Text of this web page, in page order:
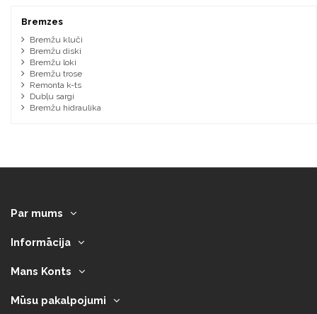
Bremzes
Bremžu kluči
Bremžu diski
Bremžu loki
Bremžu trose
Remonta k-ts
Dubļu sargi
Bremžu hidraulika
Par mums
Informācija
Mans Konts
Mūsu pakalpojumi